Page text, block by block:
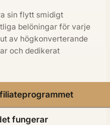
sin flytt smidigt
belöningar för varje
av högkonverterande
och dedikerat
fungerar